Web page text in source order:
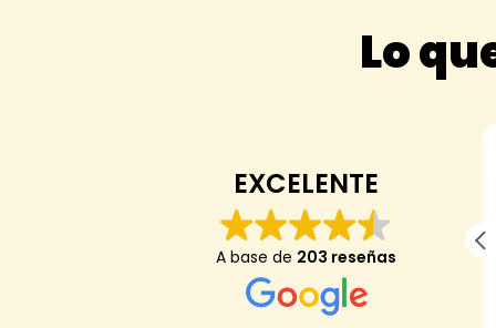
Lo
EXCELENTE
A base de 203 reseñas
Anaïs Darder
Mi hijo de 7 anos dice: "me ha encantado,
encontrado una tienda que tenga el mejor